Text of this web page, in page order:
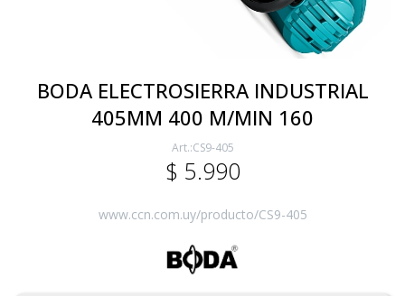
BODA ELECTROSIERRA INDUSTRIAL
405MM 400 M/MIN 160
CS9-405
$ 5.990
www.ccn.com.uy/producto/CS9-405
Ferretería
Herramientas Eléctrica y Batería
Herramientas Manuales